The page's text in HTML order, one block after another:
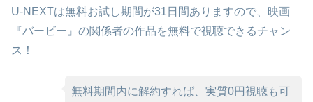
U-NEXTは無料お試し期間が31日間ありますので、映画
『バービー』の関係者の作品を無料で視聴できるチャン
ス！
無料期間内に解約すれば、実質0円視聴も可